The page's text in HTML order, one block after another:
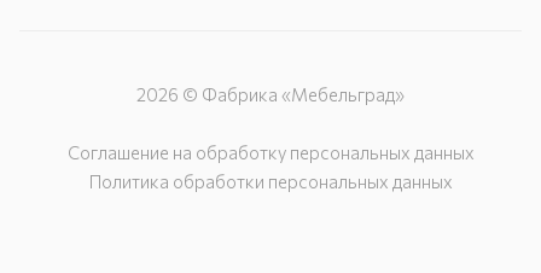
2026 © Фабрика «Мебельград»
Соглашение на обработку персональных данных
Политика обработки персональных данных